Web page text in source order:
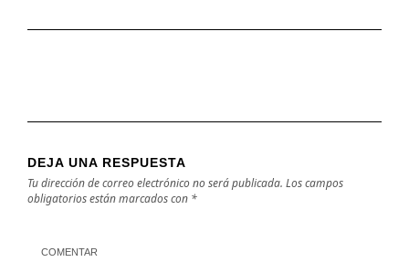
DEJA UNA RESPUESTA
Tu dirección de correo electrónico no será publicada. Los campos
obligatorios están marcados con *
COMENTAR